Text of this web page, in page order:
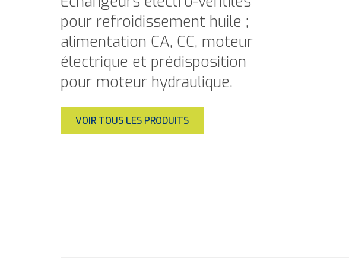
pour refroidissement huile ;
alimentation CA, CC, moteur
électrique et prédisposition
pour moteur hydraulique.
VOIR TOUS LES PRODUITS